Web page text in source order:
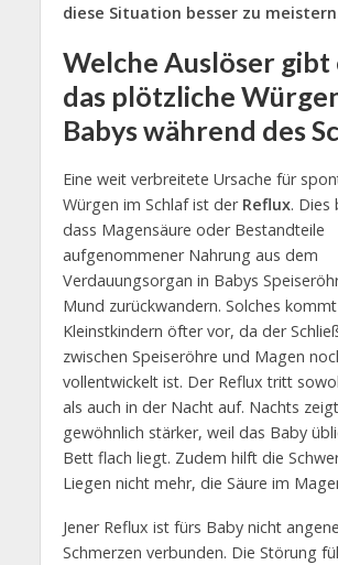
diese Situation besser zu
Welche Auslöser gibt
das plötzliche
Babys während des
Eine weit verbreitete Ursache für
Würgen im Schlaf ist der Reflux. Dies
dass Magensäure oder Bestandteile
aufgenommener Nahrung aus dem
Verdauungsorgan in Babys
Mund zurückwandern. Solches
Kleinstkindern öfter vor, da der
zwischen Speiseröhre und Magen
vollentwickelt ist. Der Reflux tritt
als auch in der Nacht auf. Nachts
gewöhnlich stärker, weil das Baby
Bett flach liegt. Zudem hilft die
Liegen nicht mehr, die Säure im
Jener Reflux ist fürs Baby nicht
Schmerzen verbunden. Die Störung